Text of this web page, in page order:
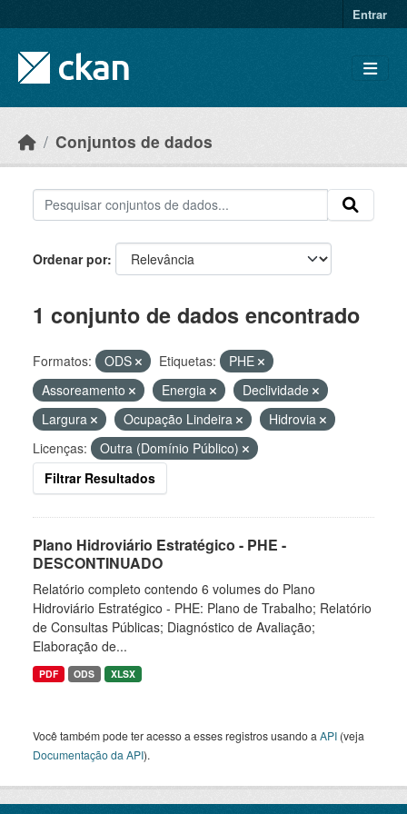
Entrar
Conjuntos de dados
Ordenar por
1 conjunto de dados encontrado
Formatos: ODS Etiquetas:
PHE
Assoreamento
Energia
Declividade
Largura
Ocupação Lindeira
Hidrovia
Licenças:
Outra (Domínio Público)
Filtrar Resultados
Plano Hidroviário Estratégico - PHE -
DESCONTINUADO
Relatório completo contendo 6 volumes do Plano
Hidroviário Estratégico - PHE: Plano de Trabalho; Relatório
de Consultas Públicas; Diagnóstico de Avaliação;
Elaboração de...
PDF ODS XLSX
Você também pode ter acesso a esses registros usando a API (veja
Documentação da API).